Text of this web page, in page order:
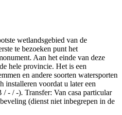
wetlandsgebied van de
te bezoeken punt het
Aan het einde van deze
hele provincie. Het is een
en andere soorten watersporten
installeren voordat u later een
- / -). Transfer: Van casa particular
(dienst niet inbegrepen in de